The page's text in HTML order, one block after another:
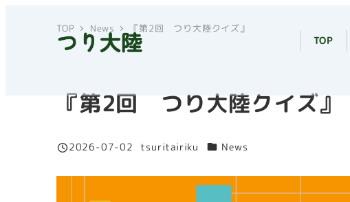
TOP
TOP News 『第2回 つり大陸クイズ』
『第2回 つり大陸クイズ』
投稿日
2026-07-02
著
tsuritairiku カテゴリー
News